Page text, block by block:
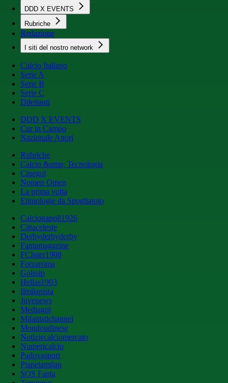
DDD X EVENTS
Rubriche
Redazione
I siti del nostro network
Calcio Italiano
Serie A
Serie B
Serie C
Dilettanti
DDD X EVENTS
Cur in Campo
Nazionale Attori
Rubriche
Calcio &amp; Tecnologia
Cinegol
Nomen Omen
La prima volta
Etimologie da Spogliatoio
Calcionapoli1926
Cittaceleste
Derbyderbyderby
Fantamagazine
FCInter1908
Forzaroma
Golssip
Hellas1903
Ilmilanista
Juvenews
Mediagol
Milanistichannel
Mondoudinese
Notiziecalciomercato
Numericalcio
Padovasport
Pianetamilan
SOS Fanta